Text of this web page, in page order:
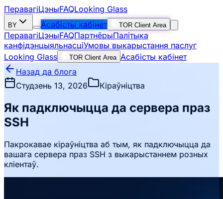
ПеравагіЦэныFAQLooking Glass
BY Асабісты кабінет TOR Client Area
ПеравагіЦэныFAQПартнёрыПалітыка
канфідэнцыяльнасціУмовы выкарыстання паслуг
Looking Glass
TOR Client Area Асабісты кабінет
Назад да блога
Студзень 13, 2026
Кіраўніцтва
Як падключыцца да сервера праз
SSH
Пакрокавае кіраўніцтва аб тым, як падключыцца да
вашага сервера праз SSH з выкарыстаннем розных
кліентаў.